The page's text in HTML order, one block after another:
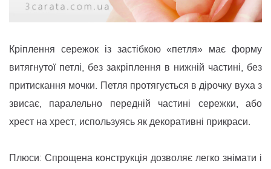
Кріплення сережок із застібкою «петля» має форму
витягнутої петлі, без закріплення в нижній частині, без
притискання мочки. Петля протягується в дірочку вуха з
звисає, паралельно передній частині сережки, або
хрест на хрест, используясь як декоративні прикраси.
Плюси: Спрощена конструкція дозволяє легко знімати і